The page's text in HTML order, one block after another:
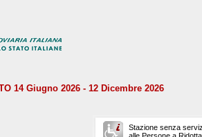
14 Giugno 2026 - 12 Dicembre 2026
Stazione senza